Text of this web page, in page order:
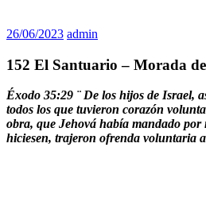
26/06/2023 admin
152 El Santuario – Morada
Éxodo 35:29 ¨ De los hijos de Israel,
todos los que tuvieron corazón
obra, que Jehová había mandado por
hiciesen, trajeron ofrenda voluntaria